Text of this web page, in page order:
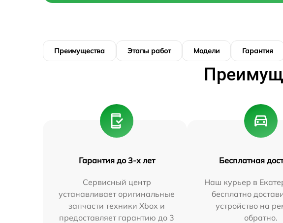
Преимущества Этапы работ Модели Гарантия
Гарантия до 3-х лет
Сервисный центр
устанавливает оригинальные
запчасти техники Xbox и
предоставляет гарантию до 3
Бесплатная
Наш курьер в
бесплатно
устройство на
обратно.